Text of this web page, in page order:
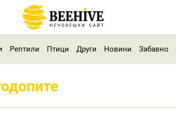
Рептили Птици Други Новини Забавно